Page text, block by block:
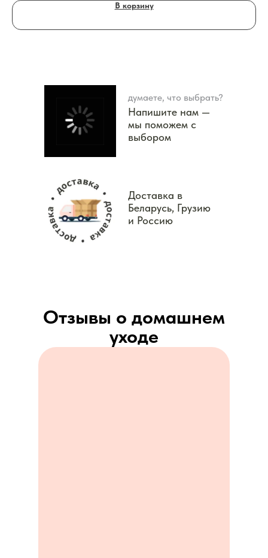
В корзину
думаете, что выбрать?
Напишите нам —
мы поможем с
выбором
Доставка в
Беларусь, Грузию
и Россию
Отзывы о домашнем
уходе